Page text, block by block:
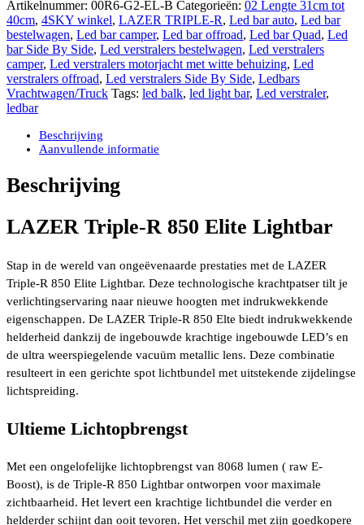
850
ELITE
Lightbar
322mm
E-
Boost
42
graden
Watt
Artikelnummer: 00R6-G2-EL-B Categorieën: 02 Lengte 31cm tot
40cm, 4SKY winkel, LAZER TRIPLE-R, Led bar auto, Led bar
bestelwagen, Led bar camper, Led bar offroad, Led bar Quad, Led
bar Side By Side, Led verstralers bestelwagen, Led verstralers
camper, Led verstralers motorjacht met witte behuizing, Led
verstralers offroad, Led verstralers Side By Side, Ledbars
Vrachtwagen/Truck Tags: led balk, led light bar, Led verstraler,
ledbar
Beschrijving
Aanvullende informatie
Beschrijving
LAZER Triple-R 850 Elite Lightbar
Stap in de wereld van ongeëvenaarde prestaties met de LAZER
Triple-R 850 Elite Lightbar. Deze technologische krachtpatser tilt je
verlichtingservaring naar nieuwe hoogten met indrukwekkende
eigenschappen. De LAZER Triple-R 850 Elte biedt indrukwekkende
helderheid dankzij de ingebouwde krachtige ingebouwde LED’s en
de ultra weerspiegelende vacuüm metallic lens. Deze combinatie
resulteert in een gerichte spot lichtbundel met uitstekende zijdelingse
lichtspreiding.
Ultieme Lichtopbrengst
Met een ongelofelijke lichtopbrengst van 8068 lumen ( raw E-
Boost), is de Triple-R 850 Lightbar ontworpen voor maximale
zichtbaarheid. Het levert een krachtige lichtbundel die verder en
helderder schijnt dan ooit tevoren. Het verschil met zijn goedkopere